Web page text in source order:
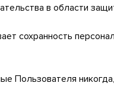
в области
сохранность
Пользователя